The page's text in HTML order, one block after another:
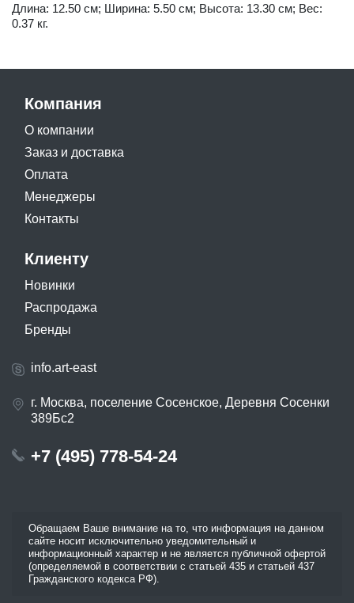
Длина: 12.50 см; Ширина: 5.50 см; Высота: 13.30 см; Вес:
0.37 кг.
Компания
О компании
Заказ и доставка
Оплата
Менеджеры
Контакты
Клиенту
Новинки
Распродажа
Бренды
info.art-east
г. Москва, поселение Сосенское, Деревня Сосенки
389Бс2
+7 (495) 778-54-24
Обращаем Ваше внимание на то, что информация на данном
сайте носит исключительно уведомительный и
информационный характер и не является публичной офертой
(определяемой в соответствии с статьей 435 и статьей 437
Гражданского кодекса РФ).